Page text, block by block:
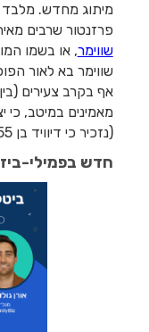
מיתוג מחדש. מלבד
פרזנטור שרבים
שווימר, או בשמו
אף בקרב צעירים
מאמינים במיטב, כי
(נזכיר כי דיוויד בן 55) >
חדש בפמילי-ביז